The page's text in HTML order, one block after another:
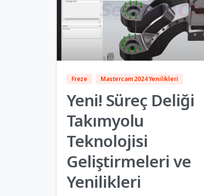
Freze Mastercam 2024 Yenilikleri
Yeni! Süreç Deliği
Takımyolu
Teknolojisi
Geliştirmeleri ve
Yenilikleri